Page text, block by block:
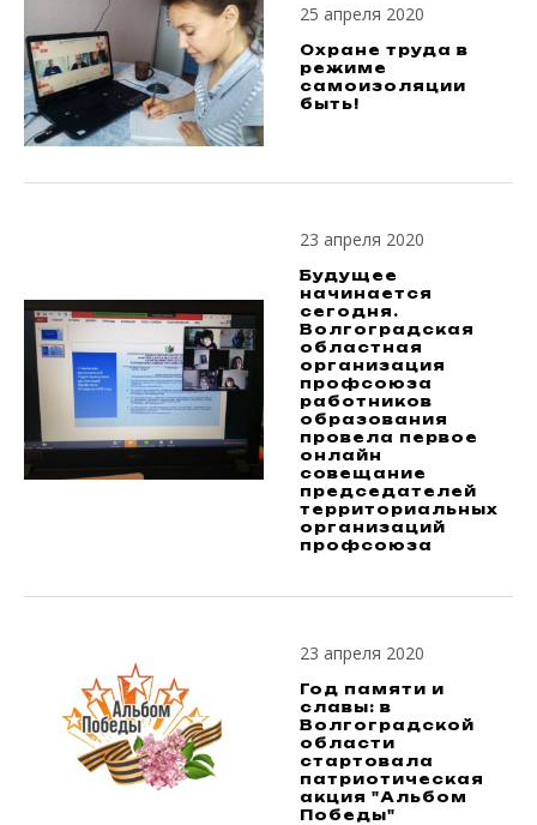
25 апреля 2020
Охране труда в
режиме
самоизоляции
быть!
23 апреля 2020
Будущее
начинается
сегодня.
Волгоградская
областная
организация
профсоюза
работников
образования
провела первое
онлайн
совещание
председателей
территориальных
организаций
профсоюза
23 апреля 2020
Год памяти и
славы: в
Волгоградской
области
стартовала
патриотическая
акция "Альбом
Победы"